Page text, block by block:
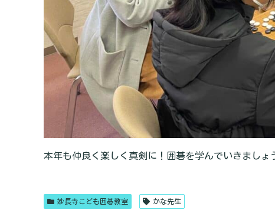
本年も仲良く楽しく真剣に！囲碁を学んでいきましょ
妙長寺こども囲碁教室 かな先生